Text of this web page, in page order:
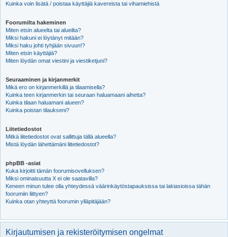
Kuinka voin lisätä / poistaa käyttäjiä kavereista tai vihamiehistä
Foorumilta hakeminen
Miten etsin alueelta tai alueilta?
Miksi hakuni ei löytänyt mitään?
Miksi haku johti tyhjään sivuun!?
Miten etsin käyttäjiä?
Miten löydän omat viestini ja viestiketjuni?
Seuraaminen ja kirjanmerkit
Mikä ero on kirjanmerkillä ja tilaamisella?
Kuinka teen kirjanmerkin tai seuraan haluamaani aihetta?
Kuinka tilaan haluamani alueen?
Kuinka poistan tilaukseni?
Liitetiedostot
Mitkä liitetiedostot ovat sallittuja tällä alueella?
Mistä löydän lähettämäni liitetiedostot?
phpBB -asiat
Kuka kirjoitti tämän foorumisovelluksen?
Miksi ominaisuutta X ei ole saatavilla?
Keneen minun tulee olla yhteydessä väärinkäytöstapauksissa tai lakiasioissa tähän
foorumiin liittyen?
Kuinka otan yhteyttä foorumin ylläpitäjään?
Kirjautumisen ja rekisteröitymisen ongelmat